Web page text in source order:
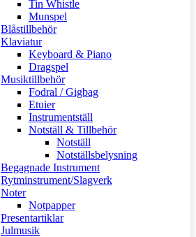
Tin Whistle
Munspel
Blåstillbehör
Klaviatur
Keyboard & Piano
Dragspel
Musiktillbehör
Fodral / Gigbag
Etuier
Instrumentställ
Notställ & Tillbehör
Notställ
Notställsbelysning
Begagnade Instrument
Rytminstrument/Slagverk
Noter
Notpapper
Presentartiklar
Julmusik